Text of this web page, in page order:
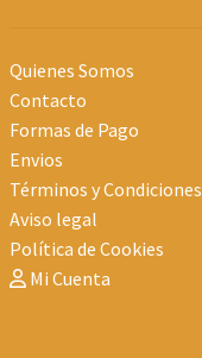
Quienes Somos
Contacto
Formas de Pago
Envios
Términos y Condiciones
Aviso legal
Política de Cookies
Mi Cuenta